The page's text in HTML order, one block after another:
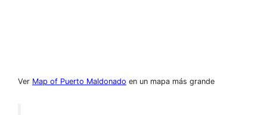
Ver Map of Puerto Maldonado en un mapa más grande